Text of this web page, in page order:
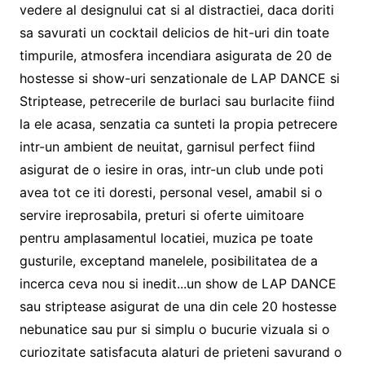
vedere al designului cat si al distractiei, daca doriti
sa savurati un cocktail delicios de hit-uri din toate
timpurile, atmosfera incendiara asigurata de 20 de
hostesse si show-uri senzationale de LAP DANCE si
Striptease, petrecerile de burlaci sau burlacite fiind
la ele acasa, senzatia ca sunteti la propia petrecere
intr-un ambient de neuitat, garnisul perfect fiind
asigurat de o iesire in oras, intr-un club unde poti
avea tot ce iti doresti, personal vesel, amabil si o
servire ireprosabila, preturi si oferte uimitoare
pentru amplasamentul locatiei, muzica pe toate
gusturile, exceptand manelele, posibilitatea de a
incerca ceva nou si inedit...un show de LAP DANCE
sau striptease asigurat de una din cele 20 hostesse
nebunatice sau pur si simplu o bucurie vizuala si o
curiozitate satisfacuta alaturi de prieteni savurand o